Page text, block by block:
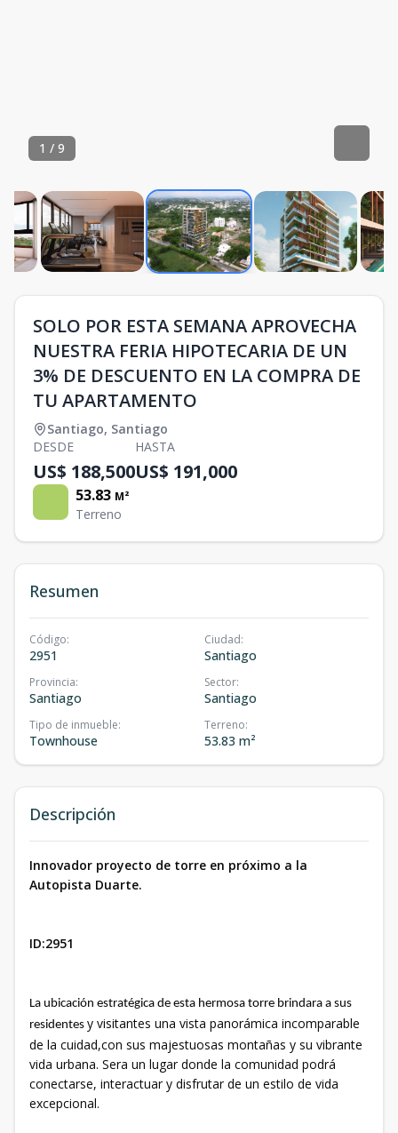
1 / 9
SOLO POR ESTA SEMANA APROVECHA
NUESTRA FERIA HIPOTECARIA DE UN
3% DE DESCUENTO EN LA COMPRA DE
TU APARTAMENTO
Santiago, Santiago
DESDE
US$ 188,500
HASTA
US$ 191,000
53.83 M²
Terreno
Resumen
Código:
2951
Ciudad:
Santiago
Provincia:
Santiago
Sector:
Santiago
Tipo de inmueble:
Townhouse
Terreno:
53.83 m²
Descripción
Innovador proyecto de torre en próximo a la
Autopista Duarte.
ID:2951
La ubicación estratégica de esta hermosa torre brindara a sus
residentes y visitantes una vista panorámica incomparable
de la cuidad,con sus majestuosas montañas y su vibrante
vida urbana. Sera un lugar donde la comunidad podrá
conectarse, interactuar y disfrutar de un estilo de vida
excepcional.